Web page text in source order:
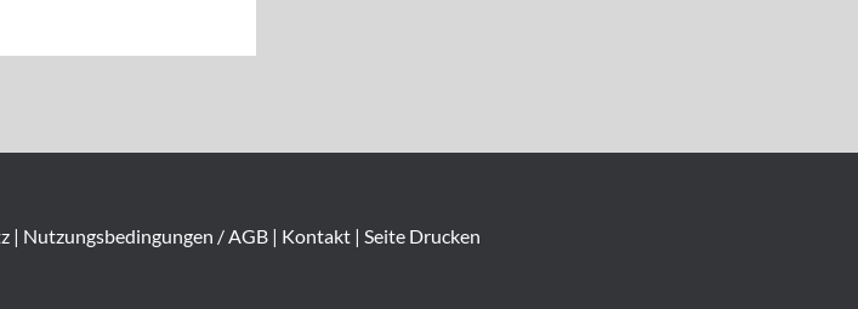
| Nutzungsbedingungen / AGB| Kontakt| Seite Drucken